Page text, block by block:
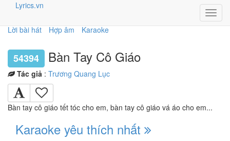
Lyrics.vn
Lời bài hát Hợp âm Karaoke
54394 Bàn Tay Cô Giáo
Tác giả : Trương Quang Lục
Bàn tay cô giáo tết tóc cho em, bàn tay cô giáo vá áo cho em...
Karaoke yêu thích nhất